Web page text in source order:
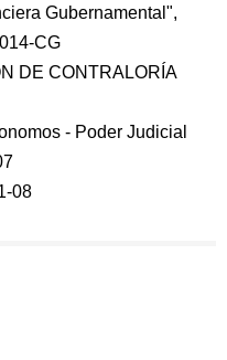
Gubernamental",
CG
DE CONTRALORÍA
- Poder Judicial
08